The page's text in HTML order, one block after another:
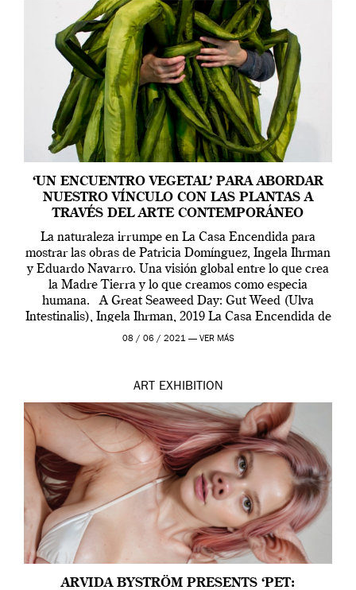
‘UN ENCUENTRO VEGETAL’ PARA ABORDAR
NUESTRO VÍNCULO CON LAS PLANTAS A
TRAVÉS DEL ARTE CONTEMPORÁNEO
La naturaleza irrumpe en La Casa Encendida para
mostrar las obras de Patricia Domínguez, Ingela Ihrman
y Eduardo Navarro. Una visión global entre lo que crea
la Madre Tierra y lo que creamos como especia
humana. A Great Seaweed Day: Gut Weed (Ulva
Intestinalis), Ingela Ihrman, 2019 La Casa Encendida de
Madrid y la Wellcome […]
08 / 06 / 2021 — VER MÁS
ART EXHIBITION
ARVIDA BYSTRÖM PRESENTS ‘PET: